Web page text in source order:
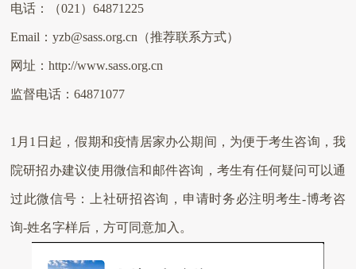
电话：（021 ） 64871225
Email ： yzb@sass.org.cn （推荐联系方式）
网址： http://www.sass.org.cn
监督电话： 64871077
1 月 1 日起，假期和疫情居家办公期间，为便于考生咨询，我
院研招办建议使用微信和邮件咨询，考生有任何疑问可以通
过此微信号：上社研招咨询，申请时务必注明考生-博考咨
询-姓名字样后，方可同意加入。